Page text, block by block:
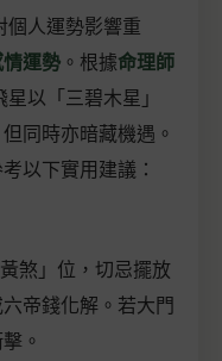
個人運勢影響重
運勢 。根據命理師
以「三碧木星」
同時亦暗藏機遇。
以下實用建議：
煞」位，切忌擺放
帝錢化解。若大門
。